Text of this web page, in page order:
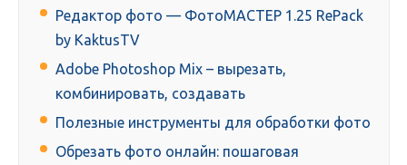
Редактор фото — ФотоМАСТЕР 1.25 RePack
by KaktusTV
Adobe Photoshop Mix – вырезать,
комбинировать, создавать
Полезные инструменты для обработки фото
Обрезать фото онлайн: пошаговая